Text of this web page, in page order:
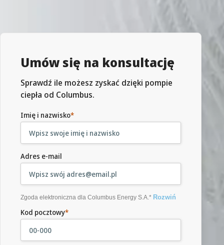
Umów się na konsultację
Sprawdź ile możesz zyskać dzięki pompie
ciepła od Columbus.
Imię i nazwisko*
Adres e-mail
Zgoda elektroniczna dla Columbus Energy S.A.* Rozwiń
Kod pocztowy*